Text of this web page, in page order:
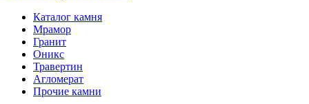
Каталог камня
Мрамор
Гранит
Оникс
Травертин
Агломерат
Прочие камни